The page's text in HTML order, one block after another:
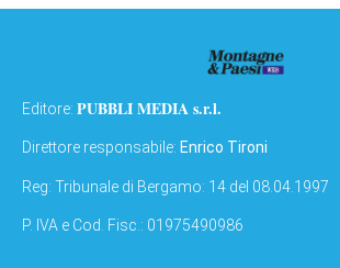
Editore: PUBBLI MEDIA s.r.l.
Direttore responsabile: Enrico Tironi
Reg: Tribunale di Bergamo: 14 del 08.04.1997
P. IVA e Cod. Fisc.: 01975490986